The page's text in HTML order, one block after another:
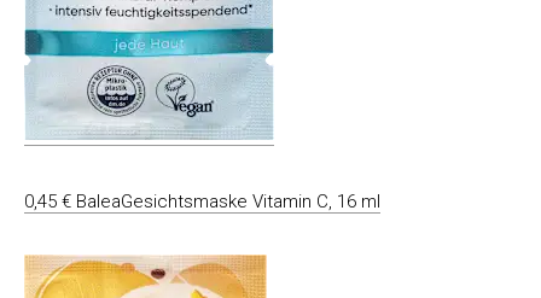
0,45 € BaleaGesichtsmaske Vitamin C, 16 ml